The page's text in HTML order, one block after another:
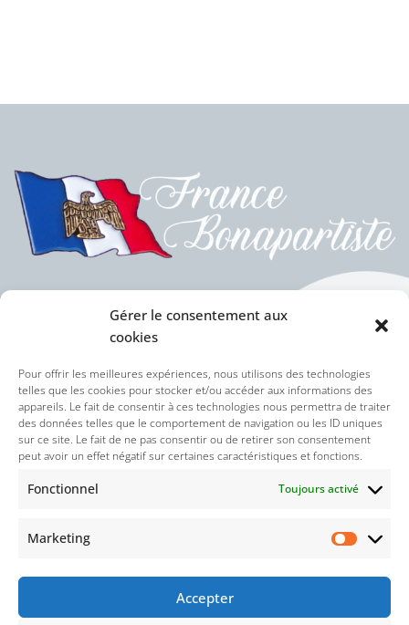
Gérer le consentement aux
cookies
Pour offrir les meilleures expériences, nous utilisons des technologies
telles que les cookies pour stocker et/ou accéder aux informations des
appareils. Le fait de consentir à ces technologies nous permettra de traiter
des données telles que le comportement de navigation ou les ID uniques
sur ce site. Le fait de ne pas consentir ou de retirer son consentement
peut avoir un effet négatif sur certaines caractéristiques et fonctions.
Fonctionnel Toujours activé
Marketing
Accepter
Politique des cookies (UE)
Politique de confidentialité
Nos réseaux sociaux :